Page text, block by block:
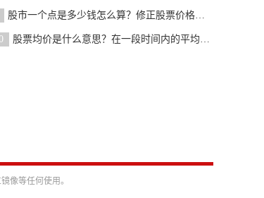
股市一个点是多少钱怎么算？修正股票价格平均值
股票均价是什么意思？在一段时间内的平均价格
像等任何使用。